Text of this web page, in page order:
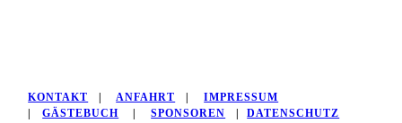
KONTAKT |ANFAHRT |IMPRESSUM
|GÄSTEBUCH |SPONSOREN |DATENSCHUTZ